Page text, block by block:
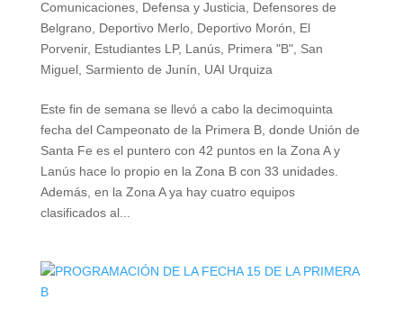
Comunicaciones, Defensa y Justicia
Defensores de
Belgrano, Deportivo Merlo, Deportivo Morón
El
Porvenir, Estudiantes LP, Lanús, Primera "B", San
Miguel, Sarmiento de Junín UAI Urquiza
Este fin de semana se llevó a cabo la decimoquinta
fecha del Campeonato de la Primera B, donde Unión de
Santa Fe es el puntero con 42 puntos en la Zona A y
Lanús hace lo propio en la Zona B con 33 unidades.
Además, en la Zona A ya hay cuatro equipos
clasificados al...